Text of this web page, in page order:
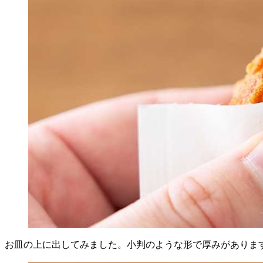
お皿の上に出してみました。小判のような形で厚みがありま